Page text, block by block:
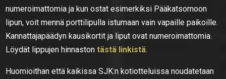
numeroimattomia ja kun ostat esimerkiksi Pääkatsomoon
lipun, voit mennä porttilipulla istumaan vain vapaille paikoille.
Kannattajapäädyn kausikortit ja liput ovat numeroimattomia.
Löydät lippujen hinnastontästä linkistä.
Huomioithan että kaikissa SJK:n kotiotteluissa noudatetaan